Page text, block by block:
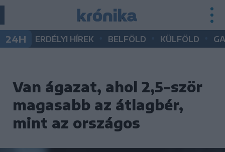
24H ERDÉLYI HÍREK BELFÖLD KÜLFÖLD
Van ágazat, ahol 2,5-ször
magasabb az átlagbér,
mint az országos